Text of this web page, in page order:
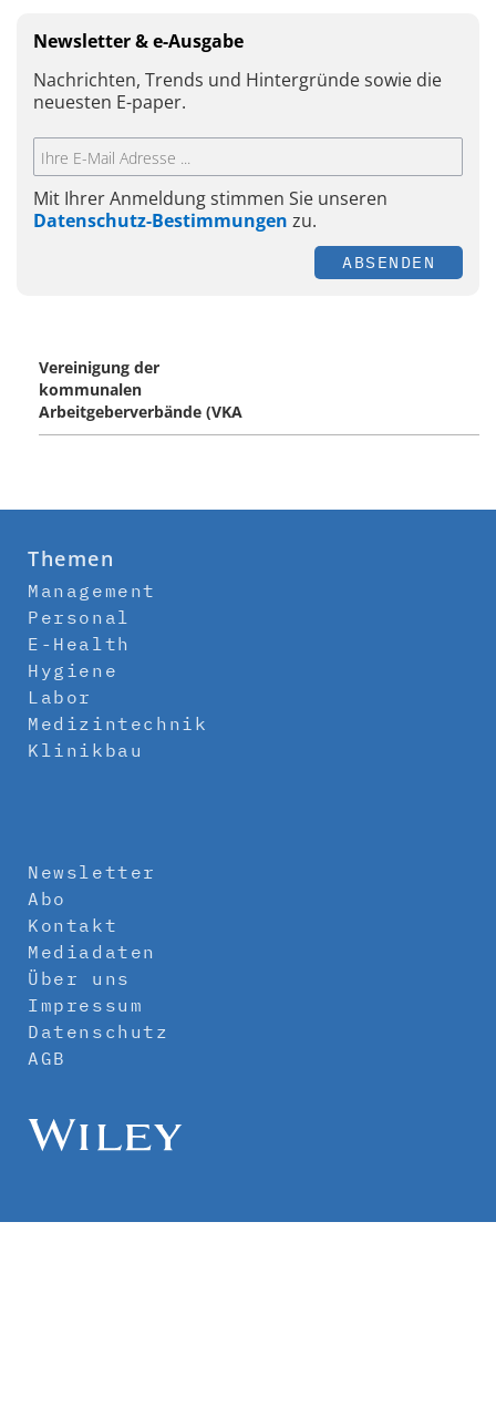
Newsletter & e-Ausgabe
Nachrichten, Trends und Hintergründe sowie die
neuesten E-paper.
Mit Ihrer Anmeldung stimmen Sie unseren
Datenschutz-Bestimmungen zu.
ABSENDEN
Vereinigung der
kommunalen
Arbeitgeberverbände (VKA
Themen
Management
Personal
E-Health
Hygiene
Labor
Medizintechnik
Klinikbau
Newsletter
Abo
Kontakt
Mediadaten
Über uns
Impressum
Datenschutz
AGB